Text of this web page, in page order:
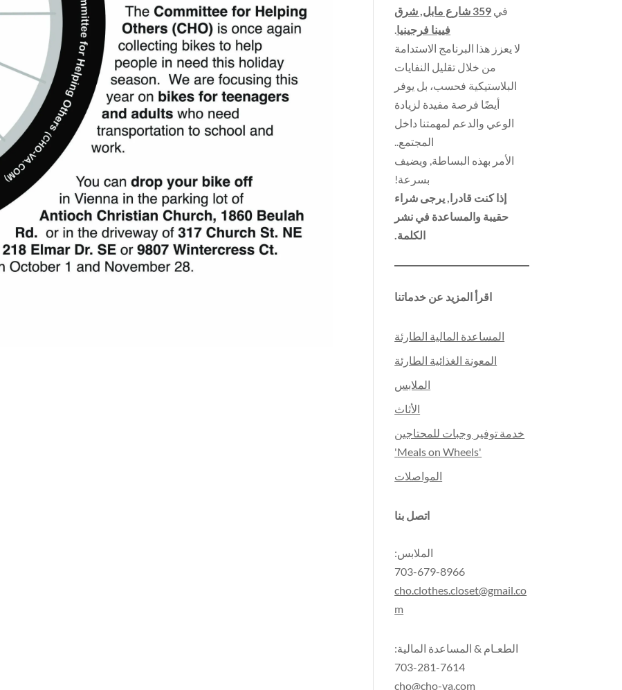
في
359 شارع مابل, شرق
فيينا فرجينيا.
لا يعزز هذا البرنامج الاستدامة
من خلال تقليل النفايات
البلاستيكية فحسب، بل يوفر
أيضًا فرصة مفيدة لزيادة
الوعي والدعم لمهمتنا داخل
المجتمع..
الأمر بهذه البساطة, ويضيف
بسرعة!
إذا كنت قادرا, يرجى شراء
حقيبة والمساعدة في نشر
الكلمة.
اقرأ المزيد عن خدماتنا
المساعدة المالية الطارئة
المعونة الغذائية الطارئة
الملابس
الأثاث
خدمة توفير وجبات للمحتاجين
'Meals on Wheels'
المواصلات
اتصل بنا
الملابس:
703-679-8966
cho.clothes.closet@gmail.co
m
الطعـام & المساعدة المالية:
703-281-7614
cho@cho-va.com